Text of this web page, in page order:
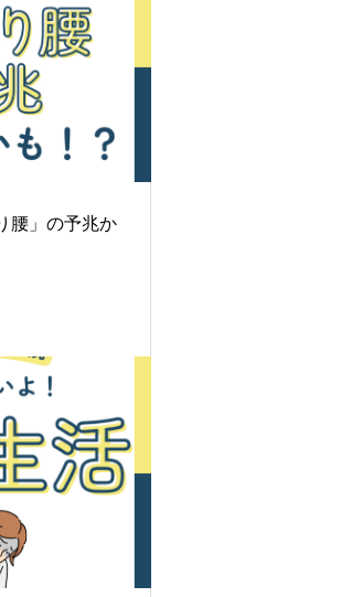
腰」の予兆か